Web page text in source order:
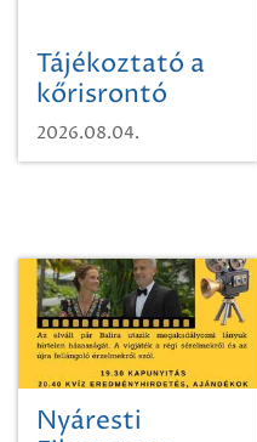
Tájékoztató a
kőrisrontó
karcsúdíszbogárról
2026.08.04.
Nyáresti